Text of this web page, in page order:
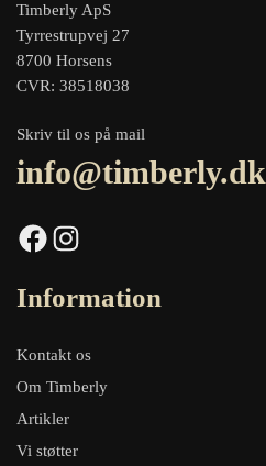
Timberly ApS
Tyrrestrupvej 27
8700 Horsens
CVR: 38518038
Skriv til os på mail
info@timberly.dk
Facebook Instagram
Information
Kontakt os
Om Timberly
Artikler
Vi støtter